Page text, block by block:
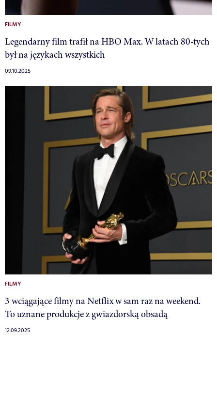
FILMY
Legendarny film trafił na HBO Max. W latach 80-tych
był na językach wszystkich
09.10.2025
FILMY
3 wciągające filmy na Netflix w sam raz na weekend.
To uznane produkcje z gwiazdorską obsadą
12.09.2025